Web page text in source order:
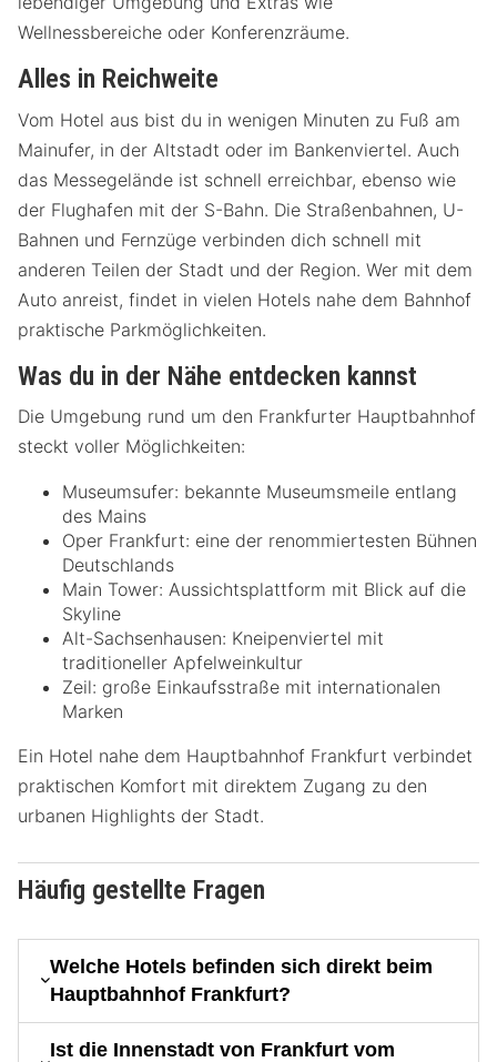
Wellnessbereiche oder Konferenzräume.
Alles in Reichweite
Vom Hotel aus bist du in wenigen Minuten zu Fuß am
Mainufer, in der Altstadt oder im Bankenviertel. Auch
das Messegelände ist schnell erreichbar, ebenso wie
der Flughafen mit der S-Bahn. Die Straßenbahnen, U-
Bahnen und Fernzüge verbinden dich schnell mit
anderen Teilen der Stadt und der Region. Wer mit dem
Auto anreist, findet in vielen Hotels nahe dem Bahnhof
praktische Parkmöglichkeiten.
Was du in der Nähe entdecken kannst
Die Umgebung rund um den Frankfurter Hauptbahnhof
steckt voller Möglichkeiten:
Museumsufer: bekannte Museumsmeile entlang
des Mains
Oper Frankfurt: eine der renommiertesten Bühnen
Deutschlands
Main Tower: Aussichtsplattform mit Blick auf die
Skyline
Alt-Sachsenhausen: Kneipenviertel mit
traditioneller Apfelweinkultur
Zeil: große Einkaufsstraße mit internationalen
Marken
Ein Hotel nahe dem Hauptbahnhof Frankfurt verbindet
praktischen Komfort mit direktem Zugang zu den
urbanen Highlights der Stadt.
Häufig gestellte Fragen
Welche Hotels befinden sich direkt beim
Hauptbahnhof Frankfurt?
Ist die Innenstadt von Frankfurt vom